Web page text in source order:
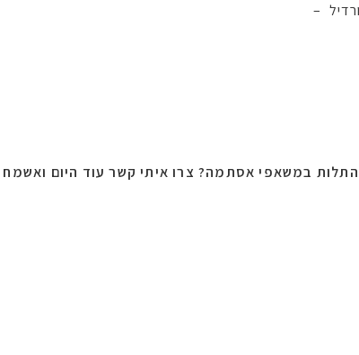
התלות במשאפי אסתמה? צרו איתי קשר עוד היום